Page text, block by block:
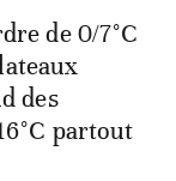
de 0/7°C
des
partout